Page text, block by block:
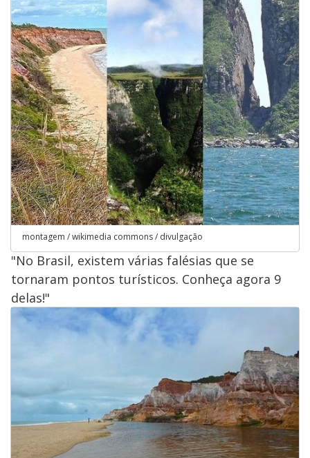
montagem / wikimedia commons / divulgação
"No Brasil, existem várias falésias que se
tornaram pontos turísticos. Conheça agora 9
delas!"